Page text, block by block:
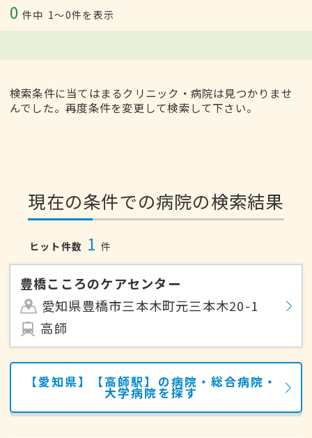
0 件中 1〜0件を表示
検索条件に当てはまるクリニック・病院は見つかりませ
んでした。再度条件を変更して検索して下さい。
現在の条件での病院の検索結果
ヒット件数 1 件
豊橋こころのケアセンター
愛知県豊橋市三本木町元三本木20-1
高師
【愛知県】【高師駅】の病院・総合病院・
大学病院を探す